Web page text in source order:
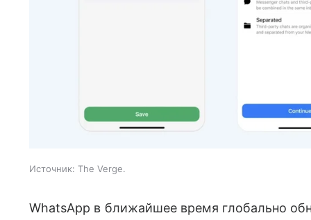
Источник: The Verge.
WhatsApp в ближайшее время глобально